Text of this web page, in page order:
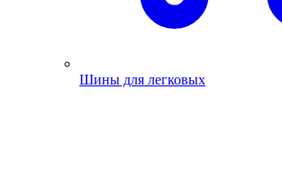
Шины для легковых